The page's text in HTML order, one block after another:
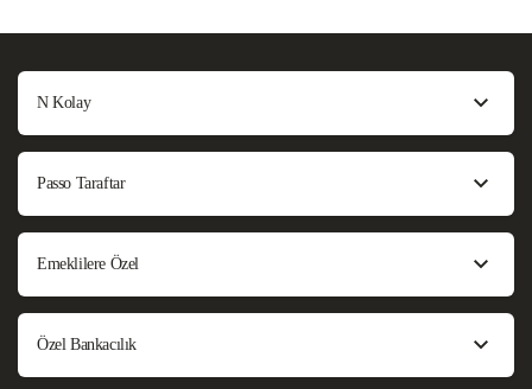
N Kolay
Passo Taraftar
Emeklilere Özel
Özel Bankacılık